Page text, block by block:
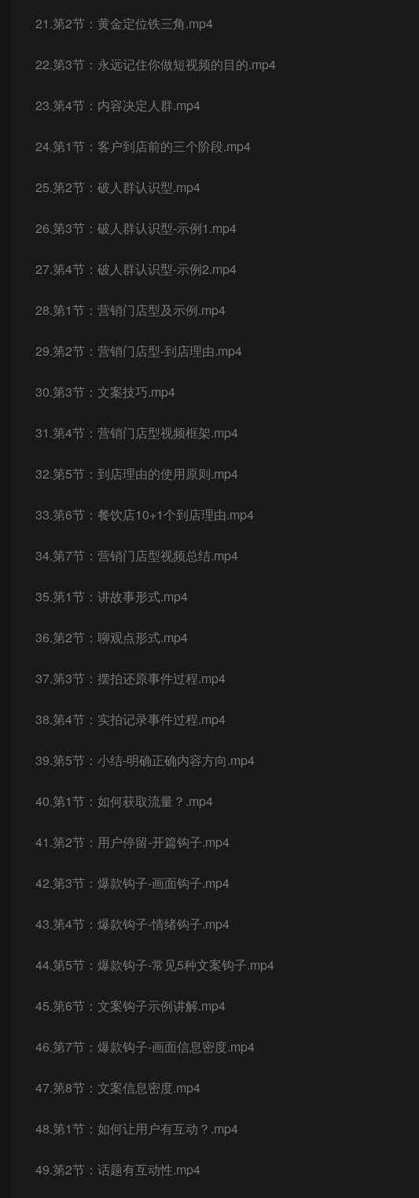
21.第2节：黄金定位铁三角.mp4
22.第3节：永远记住你做短视频的目的.mp4
23.第4节：内容决定人群.mp4
24.第1节：客户到店前的三个阶段.mp4
25.第2节：破人群认识型.mp4
26.第3节：破人群认识型-示例1.mp4
27.第4节：破人群认识型-示例2.mp4
28.第1节：营销门店型及示例.mp4
29.第2节：营销门店型-到店理由.mp4
30.第3节：文案技巧.mp4
31.第4节：营销门店型视频框架.mp4
32.第5节：到店理由的使用原则.mp4
33.第6节：餐饮店10+1个到店理由.mp4
34.第7节：营销门店型视频总结.mp4
35.第1节：讲故事形式.mp4
36.第2节：聊观点形式.mp4
37.第3节：摆拍还原事件过程.mp4
38.第4节：实拍记录事件过程.mp4
39.第5节：小结-明确正确内容方向.mp4
40.第1节：如何获取流量？.mp4
41.第2节：用户停留-开篇钩子.mp4
42.第3节：爆款钩子-画面钩子.mp4
43.第4节：爆款钩子-情绪钩子.mp4
44.第5节：爆款钩子-常见5种文案钩子.mp4
45.第6节：文案钩子示例讲解.mp4
46.第7节：爆款钩子-画面信息密度.mp4
47.第8节：文案信息密度.mp4
48.第1节：如何让用户有互动？.mp4
49.第2节：话题有互动性.mp4